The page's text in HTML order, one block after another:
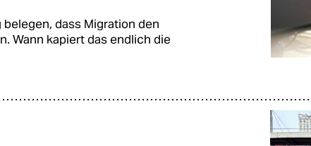
dass Migration den
Wann kapiert das endlich die